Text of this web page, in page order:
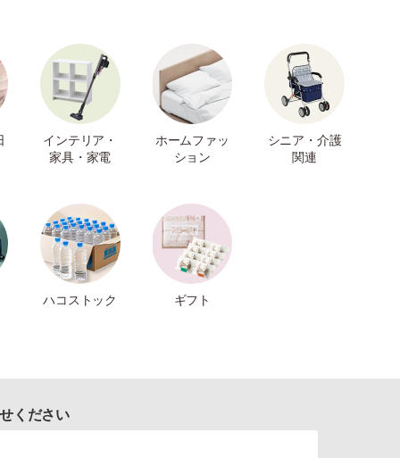
インテリア・
家具・家電
ホームファッ
ション
シニア・介護
関連
ハコストック ギフト
ください